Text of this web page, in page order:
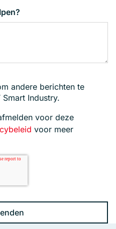
andere berichten te
Smart Industry.
voor deze
voor meer